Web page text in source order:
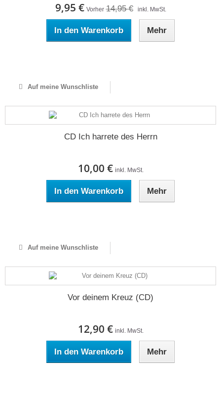
9,95 € Vorher 14,95 € inkl. MwSt.
In den Warenkorb Mehr
Auf meine Wunschliste
CD Ich harrete des Herrn
10,00 € inkl. MwSt.
In den Warenkorb Mehr
Auf meine Wunschliste
Vor deinem Kreuz (CD)
12,90 € inkl. MwSt.
In den Warenkorb Mehr